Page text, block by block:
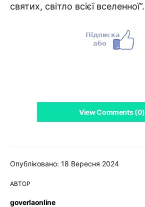
Опубліковано: 18 Вересня 2024
АВТОР
goverlaonline
святих, світло всієї вселенної”.
View Comments (0)